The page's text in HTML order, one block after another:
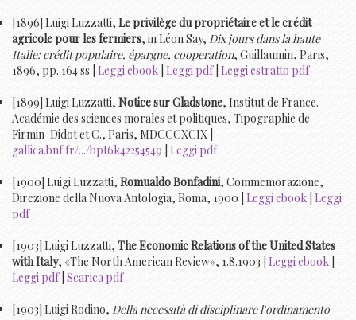
[1896] Luigi Luzzatti, Le privilège du propriétaire et le crédit
agricole pour les fermiers, in Léon Say, Dix jours dans la haute
Italie: crédit populaire, épargne, cooperation, Guillaumin, Paris,
1896, pp. 164 ss | Leggi ebook Leggi pdf| Leggi estratto pdf
[1899] Luigi Luzzatti, Notice sur Gladstone, Institut de France.
Académie des sciences morales et politiques, Tipographie de
Firmin-Didot et C., Paris, MDCCCXCIX |
gallica.bnf.fr/.../bpt6k42254549 Leggi pdf
[1900] Luigi Luzzatti, Romualdo Bonfadini, Commemorazione,
Direzione della Nuova Antologia, Roma, 1900 | Leggi ebook Leggi
pdf
[1903] Luigi Luzzatti, The Economic Relations of the United States
with Italy, «The North American Review», 1.8.1903 | Leggi ebook
Leggi pdf| Scarica pdf
[1903] Luigi Rodino, Della necessità di disciplinare l'ordinamento